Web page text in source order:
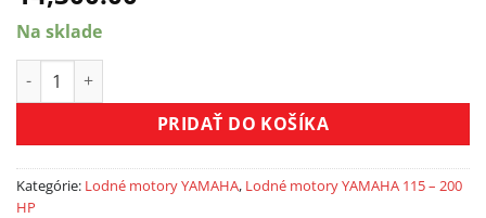
Na sklade
množstvo Lodný motor YAMAHA VMAX SHO 115
PRIDAŤ DO KOŠÍKA
Kategórie: Lodné motory YAMAHA, Lodné motory YAMAHA 115 – 200
HP